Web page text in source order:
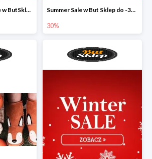
Świąteczne promocje w ButSklep Summer Sale w But Sklep do -30%
30%